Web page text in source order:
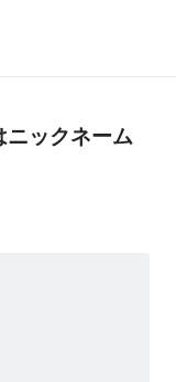
ニックネーム